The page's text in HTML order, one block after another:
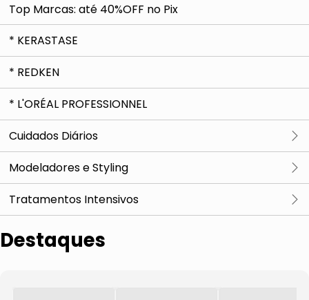
Top Marcas: até 40%OFF no Pix
* KERASTASE
* REDKEN
* L'ORÉAL PROFESSIONNEL
Cuidados Diários
Ver tudo
Condicionador
Finalizador e Protetor Térmico
Modeladores e Styling
Gel
Tratamentos Intensivos
Ver tudo
Destaques